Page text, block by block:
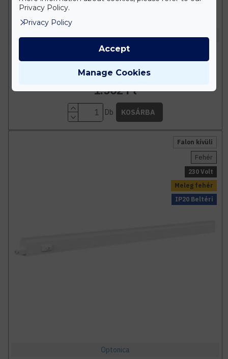
Optonica
LED fénycső T5 3,4W 32,5cm 300lm
sorolható 3000K
1.502 Ft
Db KOSÁRBA
Meleg fehér
Falon kívüli
IP20 Beltéri
Fehér
230 Volt
Optonica
Privacy Policy.
Privacy Policy
Manage Cookies
Accept